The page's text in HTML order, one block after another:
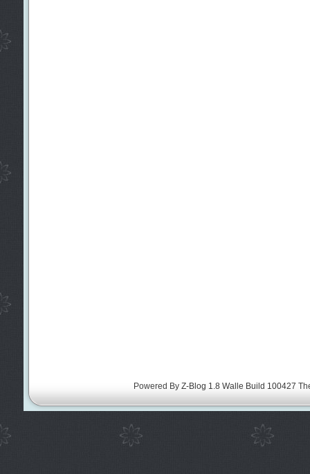
Powered By Z-Blog 1.8 Walle Build 100427